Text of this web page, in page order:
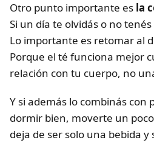
Otro punto importante es la
Si un día te olvidás o no
Lo importante es retomar al
Porque el té funciona mejor
relación con tu cuerpo, no
Y si además lo combinás con
dormir bien, moverte un
deja de ser solo una bebida y